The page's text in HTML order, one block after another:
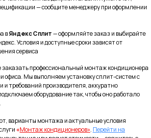
— сообщите менеджеру при оформлении
вЯндекс Сплит— оформляйте заказ и выбирайте
Условия и доступные сроки зависят от
сервиса
заказать профессиональный монтаж кондиционера
офиса. Мы выполняем установку сплит-систем с
и требований производителя, аккуратно
оборудование так, чтобы оно работало
варианты монтажа и актуальные условия
«Монтаж кондиционеров». Перейти на
Ремонт сплит-систем
Обслуживание